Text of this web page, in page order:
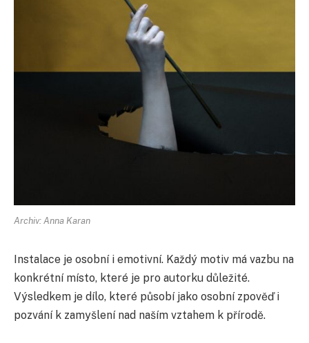
Archiv: Anna Karan
Instalace je osobní i emotivní. Každý motiv má vazbu na
konkrétní místo, které je pro autorku důležité.
Výsledkem je dílo, které působí jako osobní zpověď i
pozvání k zamyšlení nad naším vztahem k přírodě.